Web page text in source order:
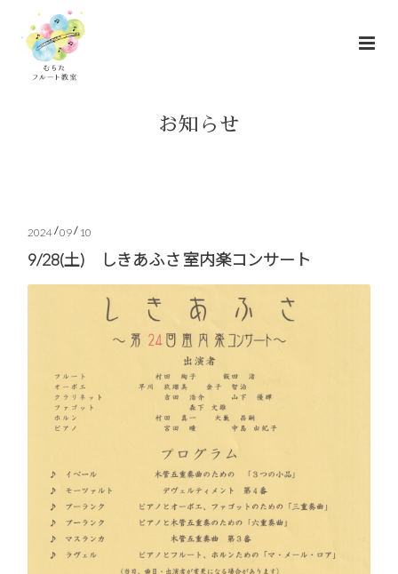
お知らせ
2024/09/ 10
9/28(土) しきあふさ 室内楽コンサート